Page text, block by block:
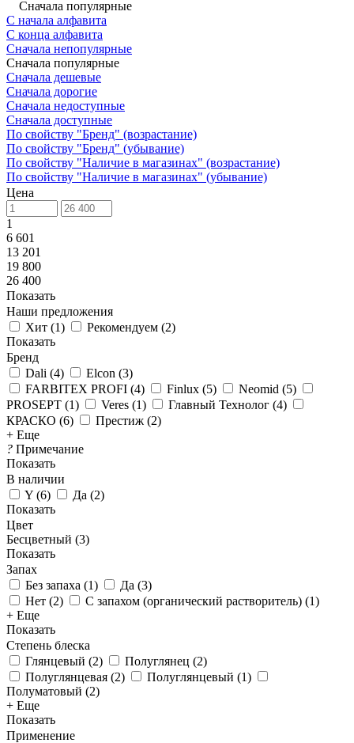
Сначала популярные
С начала алфавита
С конца алфавита
Сначала непопулярные
Сначала популярные
Сначала дешевые
Сначала дорогие
Сначала недоступные
Сначала доступные
По свойству "Бренд" (возрастание)
По свойству "Бренд" (убывание)
По свойству "Наличие в магазинах" (возрастание)
По свойству "Наличие в магазинах" (убывание)
Цена
1
6 601
13 201
19 800
26 400
Показать
Наши предложения
Хит (1) Рекомендуем (2)
Показать
Бренд
Dali (4) Elcon (3)
FARBITEX PROFI (4) Finlux (5) Neomid (5)
PROSEPT (1) Veres (1) Главный Технолог (4)
КРАСКО (6) Престиж (2)
+ Еще
? Примечание
Показать
В наличии
Y (6) Да (2)
Показать
Цвет
Бесцветный (3)
Показать
Запах
Без запаха (1) Да (3)
Нет (2) С запахом (органический растворитель) (1)
+ Еще
Показать
Степень блеска
Глянцевый (2) Полуглянец (2)
Полуглянцевая (2) Полуглянцевый (1)
Полуматовый (2)
+ Еще
Показать
Применение